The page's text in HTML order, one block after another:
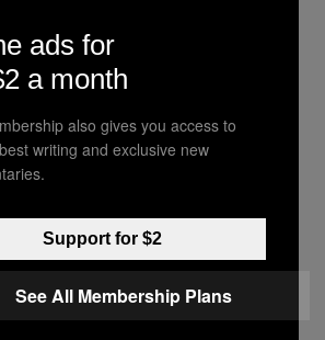
en línea?
Facebook (
colecciones y de algunos
hasta ahora: Arde
de poesía; Los
que como su nombre lo dice,
ads for
a month
also gives you access to
writing and exclusive new
Support for $2
See All Membership Plans